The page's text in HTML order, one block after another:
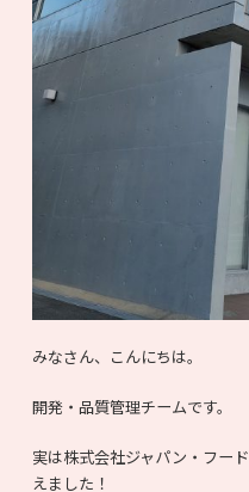
みなさん、こんにちは。
開発・品質管理チームです。
実は株式会社ジャパン・フー
えました！